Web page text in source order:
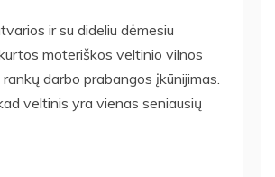
ir su dideliu dėmesiu
moteriškos veltinio vilnos
darbo prabangos įkūnijimas.
veltinis yra vienas seniausių